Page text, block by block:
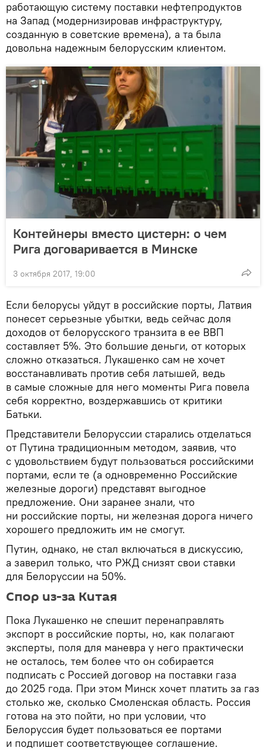
работающую систему поставки нефтепродуктов
на Запад (модернизировав инфраструктуру,
созданную в советские времена), а та была
довольна надежным белорусским клиентом.
Контейнеры вместо цистерн: о чем
Рига договаривается в Минске
3 октября 2017, 19:00
Если белорусы уйдут в российские порты, Латвия
понесет серьезные убытки, ведь сейчас доля
доходов от белорусского транзита в ее ВВП
составляет 5%. Это большие деньги, от которых
сложно отказаться. Лукашенко сам не хочет
восстанавливать против себя латышей, ведь
в самые сложные для него моменты Рига повела
себя корректно, воздержавшись от критики
Батьки.
Представители Белоруссии старались отделаться
от Путина традиционным методом, заявив, что
с удовольствием будут пользоваться российскими
портами, если те (а одновременно Российские
железные дороги) представят выгодное
предложение. Они заранее знали, что
ни российские порты, ни железная дорога ничего
хорошего предложить им не смогут.
Путин, однако, не стал включаться в дискуссию,
а заверил только, что РЖД снизят свои ставки
для Белоруссии на 50%.
Спор из-за Китая
Пока Лукашенко не спешит перенаправлять
экспорт в российские порты, но, как полагают
эксперты, поля для маневра у него практически
не осталось, тем более что он собирается
подписать с Россией договор на поставки газа
до 2025 года. При этом Минск хочет платить за газ
столько же, сколько Смоленская область. Россия
готова на это пойти, но при условии, что
Белоруссия будет пользоваться ее портами
и подпишет соответствующее соглашение.